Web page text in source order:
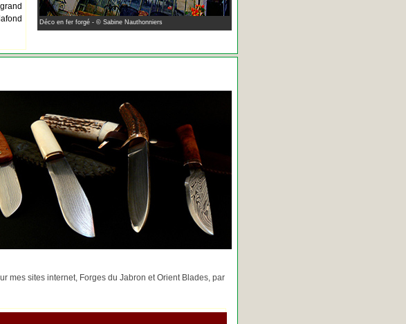
Déco en fer forgé - © Sabine Nauthonniers
mes sites internet, Forges du Jabron et Orient Blades, par